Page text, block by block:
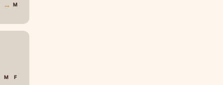
→ M
M F